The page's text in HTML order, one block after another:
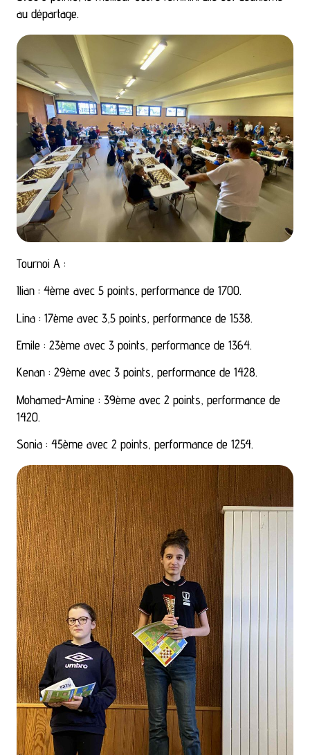
au départage.
Tournoi A :
Ilian : 4ème avec 5 points, performance de 1700.
Lina : 17ème avec 3,5 points, performance de 1538.
Emile : 23ème avec 3 points, performance de 1364.
Kenan : 29ème avec 3 points, performance de 1428.
Mohamed-Amine : 39ème avec 2 points, performance de
1420.
Sonia : 45ème avec 2 points, performance de 1254.